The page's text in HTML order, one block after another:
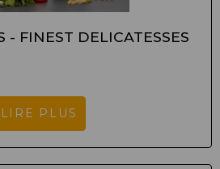
- FINEST DELICATESSES
LIRE PLUS